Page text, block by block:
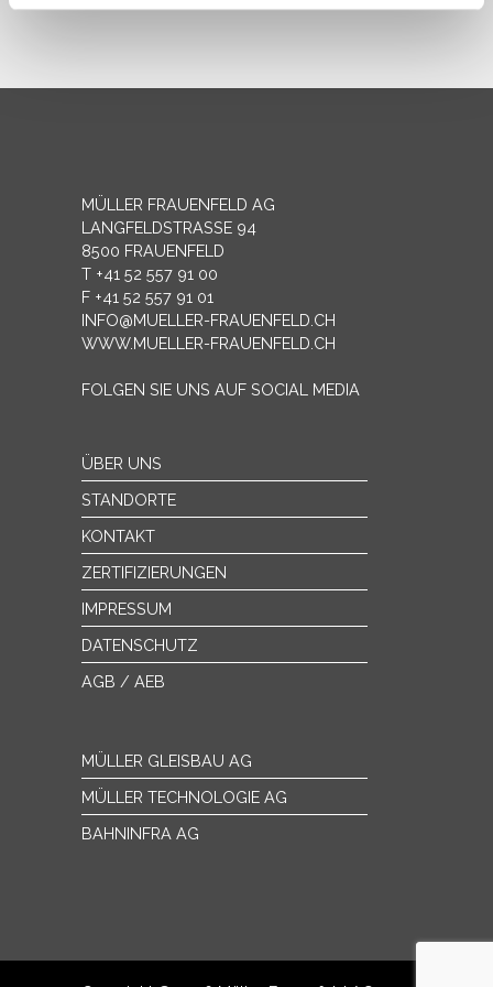
MÜLLER FRAUENFELD AG
LANGFELDSTRASSE 94
8500 FRAUENFELD
T +41 52 557 91 00
F +41 52 557 91 01
INFO@MUELLER-FRAUENFELD.CH
WWW.MUELLER-FRAUENFELD.CH
FOLGEN SIE UNS AUF SOCIAL MEDIA
ÜBER UNS
STANDORTE
KONTAKT
ZERTIFIZIERUNGEN
IMPRESSUM
DATENSCHUTZ
AGB / AEB
MÜLLER GLEISBAU AG
MÜLLER TECHNOLOGIE AG
BAHNINFRA AG